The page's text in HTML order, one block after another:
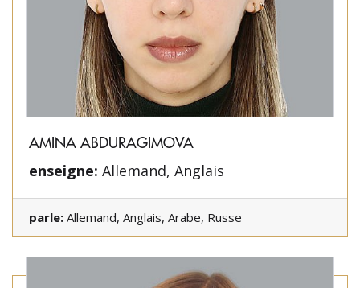
AMINA ABDURAGIMOVA
enseigne: Allemand, Anglais
parle: Allemand, Anglais, Arabe, Russe